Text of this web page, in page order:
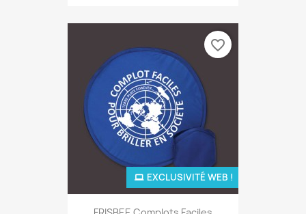
EXCLUSIVITÉ WEB !
favorite_border